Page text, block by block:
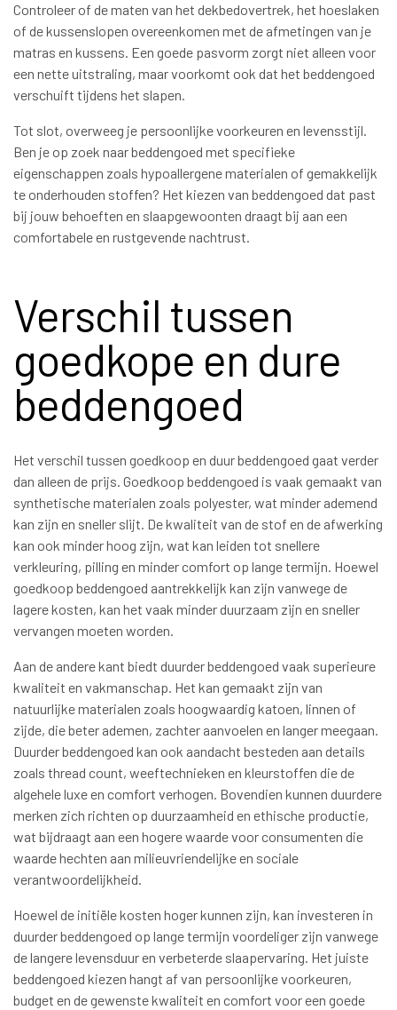
Controleer of de maten van het dekbedovertrek, het hoeslaken
of de kussenslopen overeenkomen met de afmetingen van je
matras en kussens. Een goede pasvorm zorgt niet alleen voor
een nette uitstraling, maar voorkomt ook dat het beddengoed
verschuift tijdens het slapen.
Tot slot, overweeg je persoonlijke voorkeuren en levensstijl.
Ben je op zoek naar beddengoed met specifieke
eigenschappen zoals hypoallergene materialen of gemakkelijk
te onderhouden stoffen? Het kiezen van beddengoed dat past
bij jouw behoeften en slaapgewoonten draagt bij aan een
comfortabele en rustgevende nachtrust.
Verschil tussen
goedkope en dure
beddengoed
Het verschil tussen goedkoop en duur beddengoed gaat verder
dan alleen de prijs. Goedkoop beddengoed is vaak gemaakt van
synthetische materialen zoals polyester, wat minder ademend
kan zijn en sneller slijt. De kwaliteit van de stof en de afwerking
kan ook minder hoog zijn, wat kan leiden tot snellere
verkleuring, pilling en minder comfort op lange termijn. Hoewel
goedkoop beddengoed aantrekkelijk kan zijn vanwege de
lagere kosten, kan het vaak minder duurzaam zijn en sneller
vervangen moeten worden.
Aan de andere kant biedt duurder beddengoed vaak superieure
kwaliteit en vakmanschap. Het kan gemaakt zijn van
natuurlijke materialen zoals hoogwaardig katoen, linnen of
zijde, die beter ademen, zachter aanvoelen en langer meegaan.
Duurder beddengoed kan ook aandacht besteden aan details
zoals thread count, weeftechnieken en kleurstoffen die de
algehele luxe en comfort verhogen. Bovendien kunnen duurdere
merken zich richten op duurzaamheid en ethische productie,
wat bijdraagt aan een hogere waarde voor consumenten die
waarde hechten aan milieuvriendelijke en sociale
verantwoordelijkheid.
Hoewel de initiële kosten hoger kunnen zijn, kan investeren in
duurder beddengoed op lange termijn voordeliger zijn vanwege
de langere levensduur en verbeterde slaapervaring. Het juiste
beddengoed kiezen hangt af van persoonlijke voorkeuren,
budget en de gewenste kwaliteit en comfort voor een goede